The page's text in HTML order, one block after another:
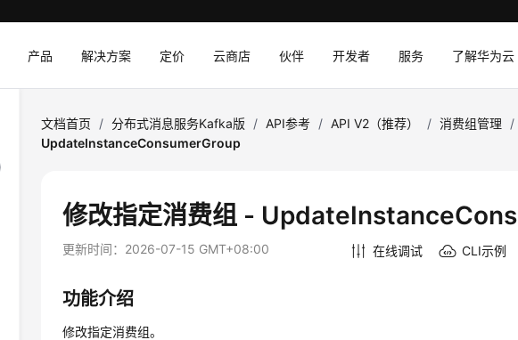
产品 解决方案 定价 云商店 伙伴 开发者 服务 了解华为云
文档首页 / 分布式消息服务Kafka版 / API参考 / API V2（推荐） / 消费组管理 /
UpdateInstanceConsumerGroup
修改指定消费组 -
更新时间： 2026-07-15 GMT+08:00 在线调试 CLI示例
功能介绍
修改指定消费组。